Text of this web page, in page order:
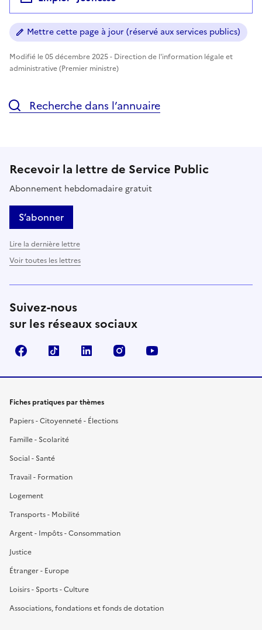
Mettre cette page à jour (réservé aux services publics)
Modifié le 05 décembre 2025 - Direction de l'information légale et
administrative (Premier ministre)
Recherche dans l’annuaire
Recevoir la lettre de Service Public
Abonnement hebdomadaire gratuit
S’abonner
Lire la dernière lettre
Voir toutes les lettres
Suivez-nous
sur les réseaux sociaux
FacebookTikTok LinkedIn Instagram
Fiches pratiques par thèmes
Papiers - Citoyenneté - Élections
Famille - Scolarité
Social - Santé
Travail - Formation
Logement
Transports - Mobilité
Argent - Impôts - Consommation
Justice
Étranger - Europe
Loisirs - Sports - Culture
Associations, fondations et fonds de dotation